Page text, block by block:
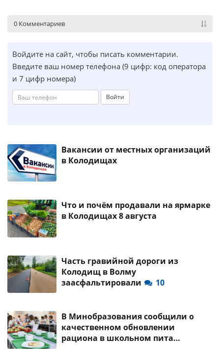
0 Комментариев
Войдите на сайт, чтобы писать комментарии.
Введите ваш номер телефона (9 цифр: код оператора
и 7 цифр номера)
Войти
Вакансии от местных организаций
в Колодищах
Что и почём продавали на ярмарке
в Колодищах 8 августа
Часть гравийной дороги из
Колодищ в Волму
заасфальтировали
10
В Минобразования сообщили о
качественном обновлении
рациона в школьном пита…